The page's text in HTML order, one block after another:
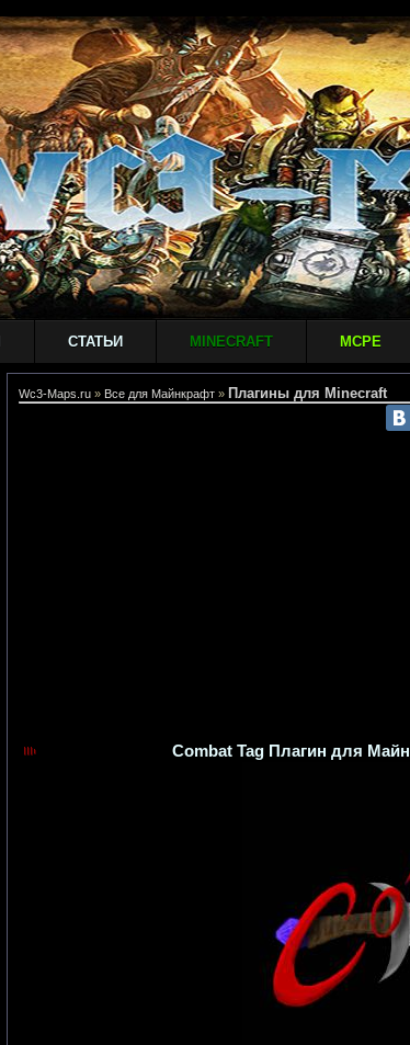
СТАТЬИ MINECRAFT MCPE
Wc3-Maps.ru » Все для Майнкрафт » Плагины для Minecraft
Combat Tag Плагин для